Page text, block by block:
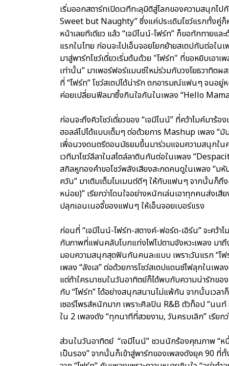
เริ่มออกสตาร์ทเปิดเวทีทะลุมิติสู่โลกของความสนุกไ
Sweet but Naughty” ซึ่งแค่ประเดิมโชว์แรกทั้งคู่
หน้าเลยทีเดียว แล้ว “เจมีไนน์-โฟร์ท” ก็ขอทักทายแ
แรกในไทย ก่อนจะไปเอ็นจอยโยกย้ายสเตปกันต่อใ
มาสู่พาร์ทโชว์เดี่ยวเริ่มต้นด้วย "โฟร์ท" ที่ขอหยิบเอา
เท่านั้น” มาเพอร์ฟอร์แมนซ์ใหม่ร่วมกับวงโยธวาทิตผ
ที่ “โฟร์ท” โชว์สเตปได้น่ารัก ตกอารมณ์แฟนๆ จนอยู่
ค่อยเปลี่ยนฟีลมาซึ้งกินใจกันในเพลง “Hello
ก่อนจะถึงคิวโชว์เดี่ยวของ “เจมีไนน์” ที่คว้าไมค์มาร้อ
ฮอลล์ไปได้แบบเต็มๆ ต่อด้วยการ Mashup เพลง “
เพื่อนวงดนตรีตอนมัธยมขึ้นมาร่วมแจมความสนุกใน
เวทีมาโชว์ลีลาในสไตล์ลาตินกันต่อในเพลง
สกิลหูทองคำขอโชว์พลังเสียงสะกดคนดูในเพลง “มหั
ควัน” มาเติมเต็มโมเมนต์ดีๆ ให้กับแฟนๆ จากนั้นก็ถึ
หน่อย)” เรียกว่าโดนใจอย่างหนักเล่นเอาทุกคนส่งเ
ปลุกเอนเนอจี้ของแฟนๆ ให้เอ็นจอยเบอร์แรง
ก่อนที่ “เจมีไนน์-โฟร์ท-สตางค์-ฟอร์ด-เอิร์น” จะคว้าไ
กับภาพที่แฟนคลับโบกแท่งไฟไปตามจังหวะเพลง ม
มอบความสนุกสุดฟินกันคนละแบบ เพราะวันแรก “โฟ
เพลง “ลังเล” ต่อด้วยการโชว์สเตปแดนซ์ไฟลุกในเพ
แต่ถ้าใครมาชมในวันอาทิตย์ก็ได้พบกับความน่ารักขอ
กับ “โฟร์ท” ได้อย่างสนุกสนานไม่แพ้กัน จากนั้นเวล
เซอร์ไพรส์หนักมาก เพราะศิลปิน R&B ตัวท็อป “น
ใน 2 เพลงดัง “ทุกนาทีที่สวยงาม, วันครบเลิก”
ส่วนในวันอาทิตย์ “เจมีไนน์” ชวนนักร้องคุณภาพ “ห
เป็นรอง” จากนั้นก็เข้าสู่พาร์ทของเพลงดังยุค 90 ที่ทั้